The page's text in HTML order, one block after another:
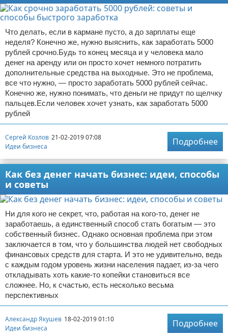
Что делать, если в кармане пусто, а до зарплаты еще
неделя? Конечно же, нужно выяснить, как заработать 5000
рублей срочно.Будь то конец месяца и у человека мало
денег на аренду или он просто хочет немного потратить
дополнительные средства на выходные. Это не проблема,
все что нужно, — просто заработать 5000 рублей сейчас.
Конечно же, нужно понимать, что деньги не придут по щелчку
пальцев.Если человек хочет узнать, как заработать 5000
рублей
Сергей Козлов 21-02-2019 07:08
Идеи бизнеса
Подробнее
Как без денег начать бизнес: идеи, способы
и советы
Ни для кого не секрет, что, работая на кого-то, денег не
заработаешь, а единственный способ стать богатым — это
собственный бизнес. Однако основная проблема при этом
заключается в том, что у большинства людей нет свободных
финансовых средств для старта. И это не удивительно, ведь
с каждым годом уровень жизни населения падает, из-за чего
откладывать хоть какие-то копейки становиться все
сложнее. Но, к счастью, есть несколько весьма
перспективных
Александр Якушев 18-02-2019 01:10
Идеи бизнеса
Подробнее